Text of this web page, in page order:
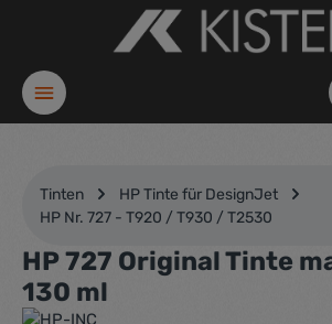
Zum Hauptinhalt springen
Tinten
HP Tinte für DesignJet
HP Nr. 727 - T920 / T930 / T2530
HP 727 Original Tinte
130 ml